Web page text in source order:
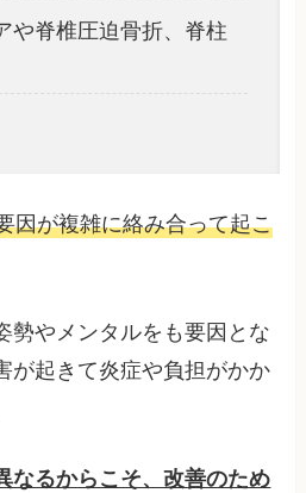
や脊椎圧迫骨折、脊柱
因が複雑に絡み合って起こ
勢やメンタルをも要因とな
が起きて炎症や負担がかか
なるからこそ、改善のため